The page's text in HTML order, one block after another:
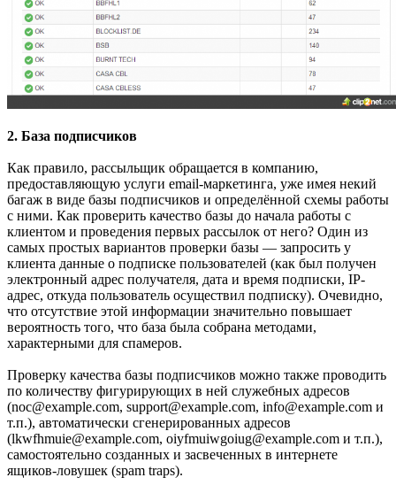
2. База подписчиков
Как правило, рассыльщик обращается в компанию,
предоставляющую услуги email-маркетинга, уже имея некий
багаж в виде базы подписчиков и определённой схемы работы
с ними. Как проверить качество базы до начала работы с
клиентом и проведения первых рассылок от него? Один из
самых простых вариантов проверки базы — запросить у
клиента данные о подписке пользователей (как был получен
электронный адрес получателя, дата и время подписки, IP-
адрес, откуда пользователь осуществил подписку). Очевидно,
что отсутствие этой информации значительно повышает
вероятность того, что база была собрана методами,
характерными для спамеров.
Проверку качества базы подписчиков можно также проводить
по количеству фигурирующих в ней служебных адресов
(noc@example.com, support@example.com, info@example.com и
т.п.), автоматически сгенерированных адресов
(lkwfhmuie@example.com, oiyfmuiwgoiug@example.com и т.п.),
самостоятельно созданных и засвеченных в интернете
ящиков-ловушек (spam traps).